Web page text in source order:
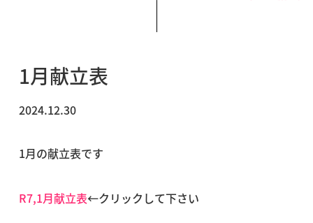
1月献立表
2024.12.30
1月の献立表です
R7,1月献立表←クリックして下さい